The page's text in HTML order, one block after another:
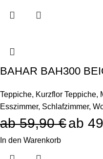
BAHAR BAH300
Teppiche, Kurzflor Teppiche,
Esszimmer, Schlafzimmer,
59,90€
In den Warenkorb